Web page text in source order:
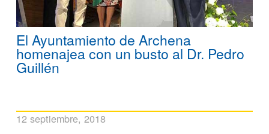
El Ayuntamiento de Archena
homenajea con un busto al Dr. Pedro
Guillén
12 septiembre, 2018